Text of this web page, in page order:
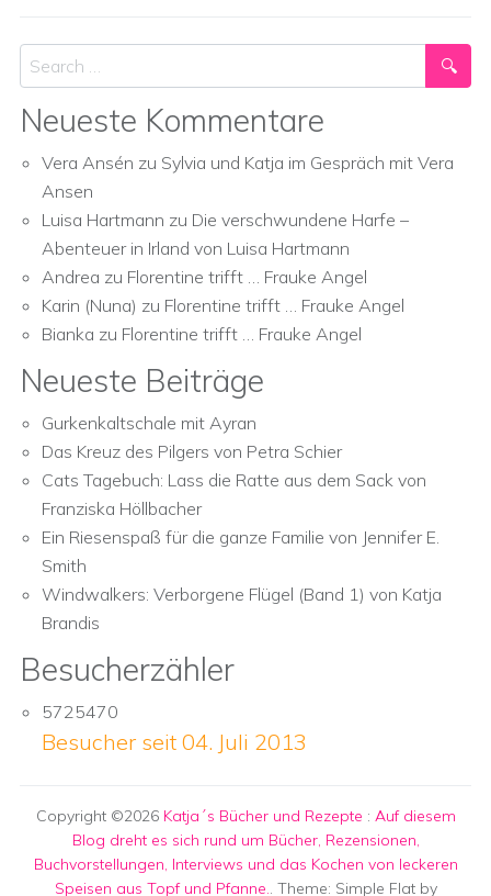
Search
Neueste Kommentare
Vera Ansén zu Sylvia und Katja im Gespräch mit Vera
Ansen
Luisa Hartmann zu Die verschwundene Harfe –
Abenteuer in Irland von Luisa Hartmann
Andrea zu Florentine trifft … Frauke Angel
Karin (Nuna) zu Florentine trifft … Frauke Angel
Bianka zu Florentine trifft … Frauke Angel
Neueste Beiträge
Gurkenkaltschale mit Ayran
Das Kreuz des Pilgers von Petra Schier
Cats Tagebuch: Lass die Ratte aus dem Sack von
Franziska Höllbacher
Ein Riesenspaß für die ganze Familie von Jennifer E.
Smith
Windwalkers: Verborgene Flügel (Band 1) von Katja
Brandis
Besucherzähler
5725470
Besucher seit 04. Juli 2013
Copyright ©2026 Katja´s Bücher und Rezepte : Auf diesem
Blog dreht es sich rund um Bücher, Rezensionen,
Buchvorstellungen, Interviews und das Kochen von leckeren
Speisen aus Topf und Pfanne.. Theme: Simple Flat by